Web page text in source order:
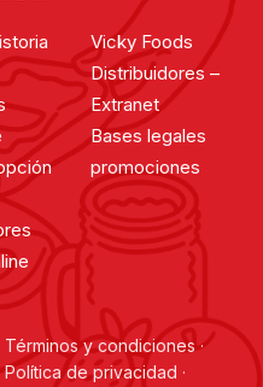
como deliciosos!
Vicky Foods
Distribuidores –
Extranet
Bases legales
promociones
Términos y condiciones·
Política de privacidad ·